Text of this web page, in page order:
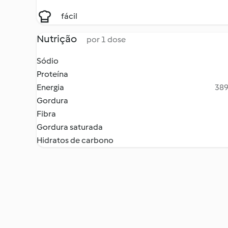
fácil
Nutrição por 1 dose
Sódio
Proteína
Energia
Gordura
Fibra
Gordura saturada
Hidratos de carbono